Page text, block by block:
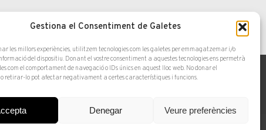
Gestiona el Consentiment de Galetes
les millors experiències, utilitzem tecnologies com les galetes per emmagatzemar i/o
del dispositiu. Donant el vostre consentiment a aquestes tecnologies ens permetrà
com el comportament de navegació o IDs únics en aquest lloc web. No donar el
retirar-lo pot afectar negativament a certes característiques i funcions.
Denegar Veure preferències